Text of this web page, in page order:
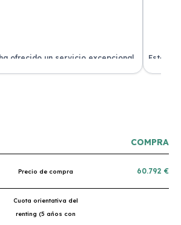
ofrecido un servicio excepcional.
es muy buena y el coche llegó
Estoy
nuevo y
COMPRA
Precio de compra 60.792 €
Cuota orientativa del
renting (5 años con